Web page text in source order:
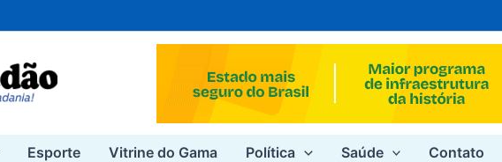
Esporte Vitrine do Gama Política Saúde Contato